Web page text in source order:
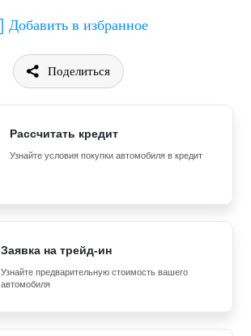
Добавить в избранное
Поделиться
Рассчитать кредит
Узнайте условия покупки автомобиля в кредит
Заявка на трейд-ин
Узнайте предварительную стоимость вашего
автомобиля